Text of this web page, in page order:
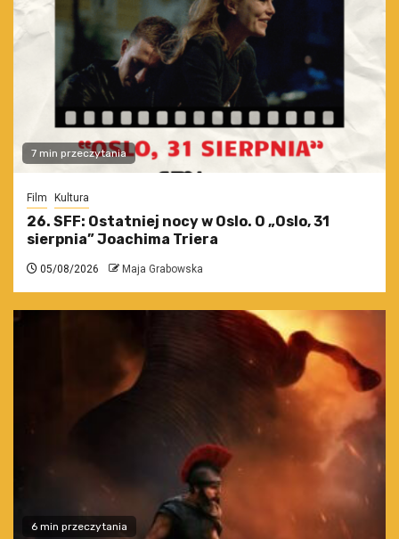
7 min przeczytania
Film Kultura
26. SFF: Ostatniej nocy w Oslo. O „Oslo, 31
sierpnia” Joachima Triera
05/08/2026 Maja Grabowska
6 min przeczytania